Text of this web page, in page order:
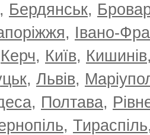
, Бердянськ,
, Івано-
Керч, Київ, Кишинів
, Львів,
, Полтава,
, Тираспіль